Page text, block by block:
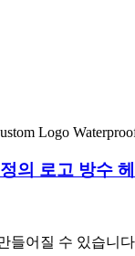
의 로고 방수
들어질 수 있습니다